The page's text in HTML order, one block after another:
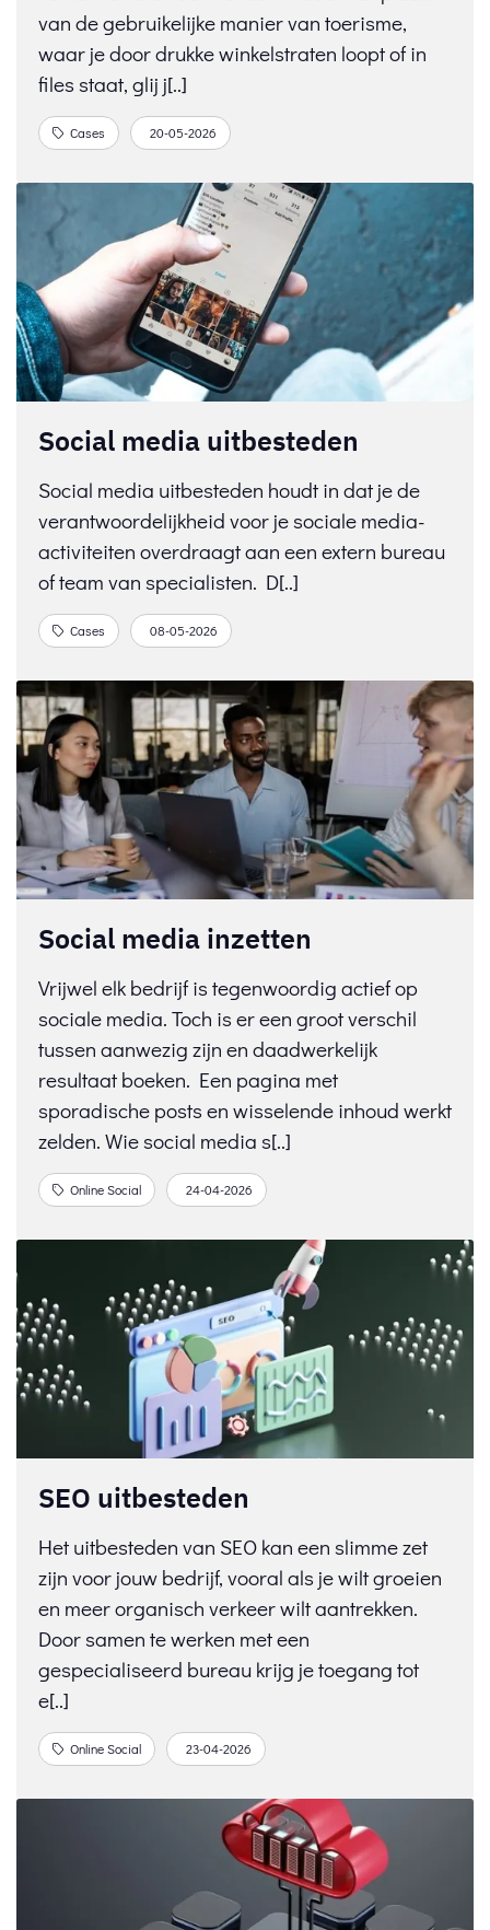
van de gebruikelijke manier van toerisme,
waar je door drukke winkelstraten loopt of in
files staat, glij j[..]
Cases 20-05-2026
Social media uitbesteden
Social media uitbesteden houdt in dat je de
verantwoordelijkheid voor je sociale media-
activiteiten overdraagt aan een extern bureau
of team van specialisten. D[..]
Cases 08-05-2026
Social media inzetten
Vrijwel elk bedrijf is tegenwoordig actief op
sociale media. Toch is er een groot verschil
tussen aanwezig zijn en daadwerkelijk
resultaat boeken. Een pagina met
sporadische posts en wisselende inhoud werkt
zelden. Wie social media s[..]
Online Social 24-04-2026
SEO uitbesteden
Het uitbesteden van SEO kan een slimme zet
zijn voor jouw bedrijf, vooral als je wilt groeien
en meer organisch verkeer wilt aantrekken.
Door samen te werken met een
gespecialiseerd bureau krijg je toegang tot
e[..]
Online Social 23-04-2026